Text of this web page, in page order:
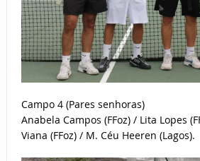
Campo 4 (Pares senhoras)
Anabela Campos (FFoz) / Lita Lopes
Viana (FFoz) / M. Céu Heeren (Lagos).